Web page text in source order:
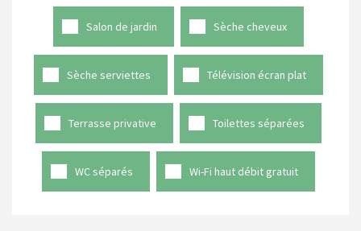
Salon de jardin Sèche cheveux
Sèche serviettes Télévision écran plat
Terrasse privative Toilettes séparées
WC séparés Wi-Fi haut débit gratuit